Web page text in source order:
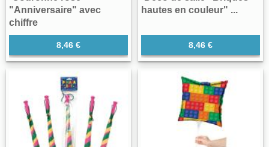
"Anniversaire" avec
chiffre
8,46 €
hautes en couleur" ...
8,46 €